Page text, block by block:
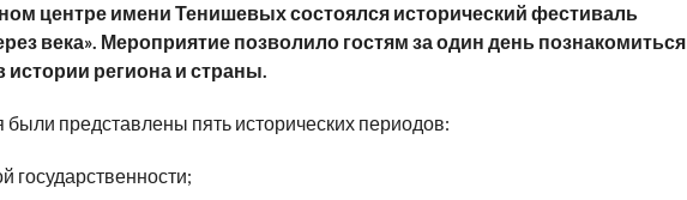
центре имени Тенишевых состоялся исторический фестиваль
века». Мероприятие позволило гостям за один день познакомиться
региона и страны.
представлены пять исторических периодов:
государственности;